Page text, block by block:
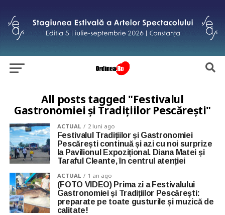
All posts tagged "Festivalul
Gastronomiei și Tradițiilor Pescărești"
ACTUAL 2 luni ago
Festivalul Tradițiilor și Gastronomiei
Pescărești continuă și azi cu noi surprize
la Pavilionul Expozițional. Diana Matei și
Taraful Cleante, în centrul atenției
ACTUAL 1 an ago
(FOTO VIDEO) Prima zi a Festivalului
Gastronomiei și Tradițiilor Pescărești:
preparate pe toate gusturile și muzică de
calitate!